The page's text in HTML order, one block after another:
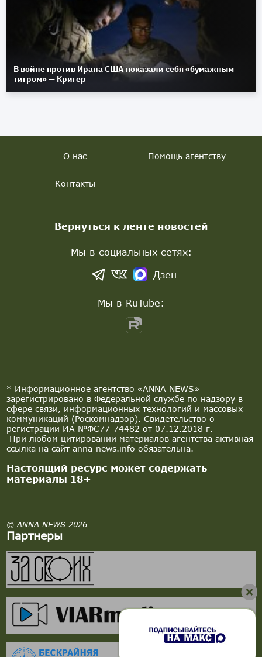
В войне против Ирана США показали себя «бумажным
тигром» — Кригер
* Информационное агентство «ANNA NEWS»
зарегистрировано в Федеральной службе по надзору в
сфере связи, информационных технологий и массовых
коммуникаций (Роскомнадзор). Свидетельство о
регистрации ИА №ФС77-74482 от 07.12.2018 г.
При любом цитировании материалов агентства активная
ссылка на сайт anna-news.info обязательна.
Настоящий ресурс может содержать
материалы 18+
© ANNA NEWS 2026
Партнеры
О нас Помощь агентству
Контакты
Вернуться к ленте новостей
Мы в социальных сетях:
Дзен
Мы в RuTube: